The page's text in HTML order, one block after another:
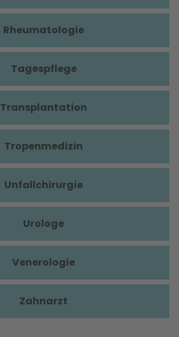
Rheumatologie
Tagespflege
Transplantation
Tropenmedizin
Unfallchirurgie
Urologe
Venerologie
Zahnarzt